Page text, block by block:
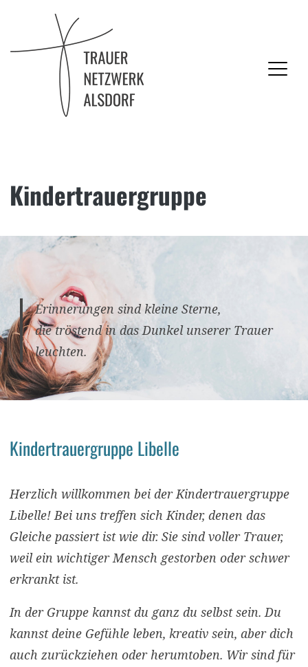
SkipKindertrauergruppe
Erinnerungen sind kleine Sterne,
die tröstend in das Dunkel unserer Trauer
leuchten.
Kindertrauergruppe Libelle
Herzlich willkommen bei der Kindertrauergruppe
Libelle! Bei uns treffen sich Kinder, denen das
Gleiche passiert ist wie dir. Sie sind voller Trauer,
weil ein wichtiger Mensch gestorben oder schwer
erkrankt ist.
In der Gruppe kannst du ganz du selbst sein. Du
kannst deine Gefühle leben, kreativ sein, aber dich
auch zurückziehen oder herumtoben. Wir sind für